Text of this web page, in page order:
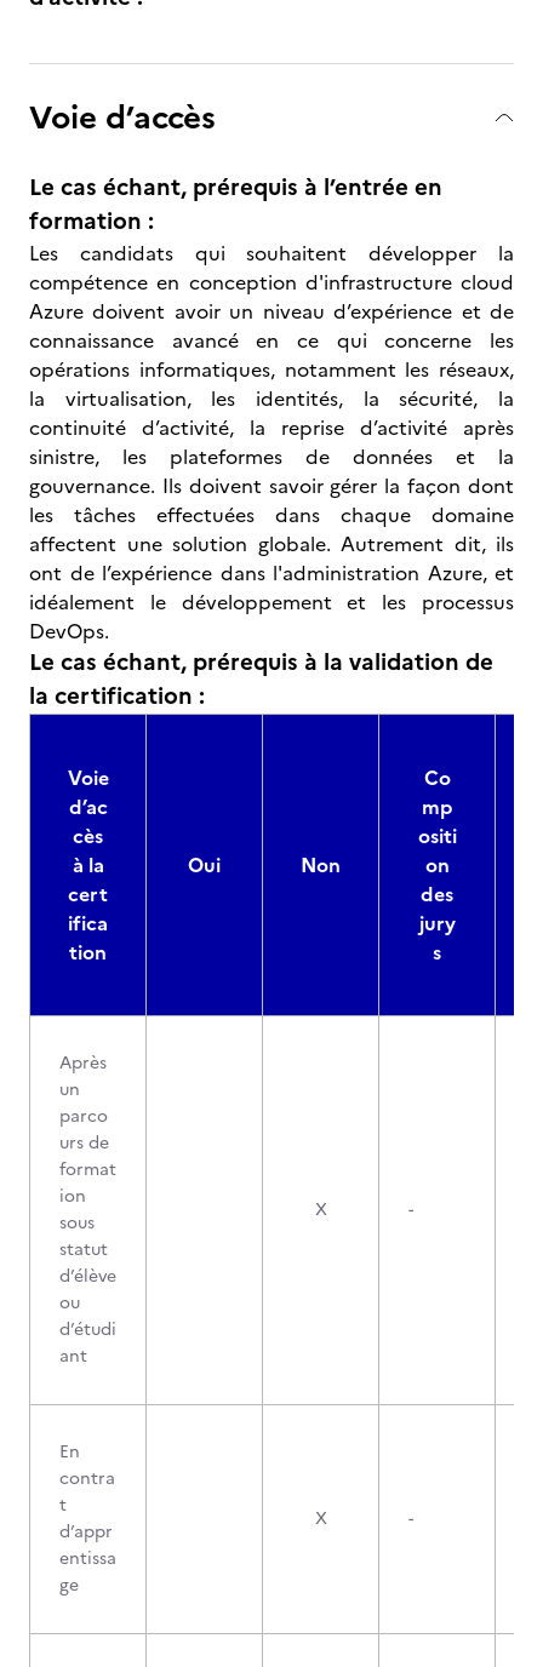
Voie d’accès
Le cas échant, prérequis à l’entrée en
formation :
Les candidats qui souhaitent développer la
compétence en conception d'infrastructure cloud
Azure doivent avoir un niveau d’expérience et de
connaissance avancé en ce qui concerne les
opérations informatiques, notamment les réseaux,
la virtualisation, les identités, la sécurité, la
continuité d’activité, la reprise d’activité après
sinistre, les plateformes de données et la
gouvernance. Ils doivent savoir gérer la façon dont
les tâches effectuées dans chaque domaine
affectent une solution globale. Autrement dit, ils
ont de l’expérience dans l'administration Azure, et
idéalement le développement et les processus
DevOps.
Le cas échant, prérequis à la validation de
la certification :
Voie
d’ac
cès
à la
cert
ifica
tion
Oui Non
Co
mp
ositi
on
des
jury
s
Après
un
parco
urs de
format
ion
sous
statut
d’élève
ou
d’étudi
ant
X -
En
contra
t
d’appr
entissa
ge
X -